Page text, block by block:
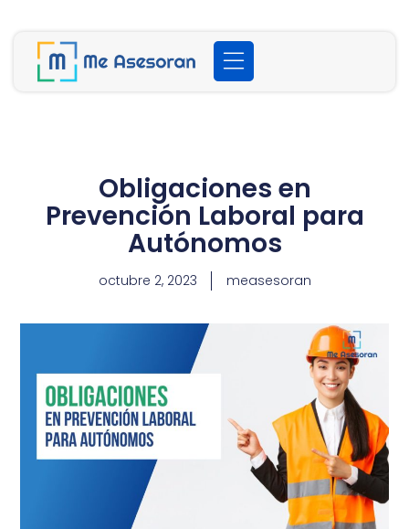
Obligaciones en
Prevención Laboral para
Autónomos
octubre 2, 2023 measesoran